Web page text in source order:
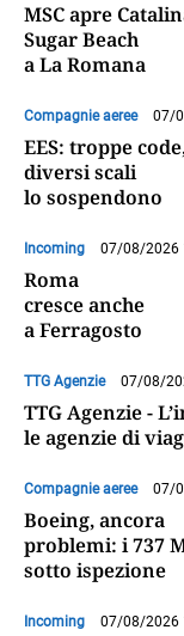
MSC apre
Sugar Beach
a La Romana
Compagnie aeree 07/
EES: troppe
diversi scali
lo sospendono
Incoming 07/08/2026
Roma
cresce anche
a Ferragosto
TTG Agenzie 07/08/
TTG Agenzie -
le agenzie di
Compagnie aeree 07/
Boeing, ancora
problemi: i 737
sotto ispezione
Incoming 07/08/2026